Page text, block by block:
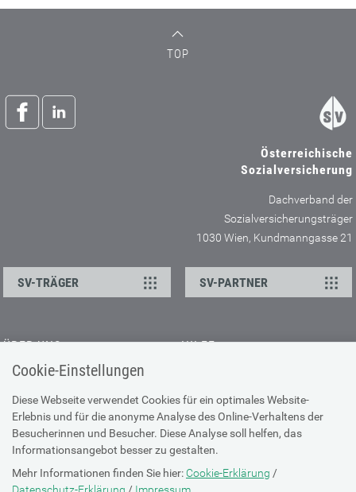
Cookie-Einstellungen
Diese Webseite verwendet Cookies für ein optimales Website-
Erlebnis und für die anonyme Analyse des Online-Verhaltens der
Besucherinnen und Besucher. Diese Analyse soll helfen, das
Informationsangebot besser zu gestalten.
Mehr Informationen finden Sie hier: Cookie-Erklärung /
Datenschutz-Erklärung / Impressum
TOP
Österreichische
Sozialversicherung
Dachverband der
Sozialversicherungsträger
1030 Wien, Kundmanngasse 21
SV-TRÄGER SV-PARTNER
ÜBER UNS
Kontakt
Offene Stellen
Presse
HILFE
Browser-Info & Sicherheit
Hilfe zur Suche
Technische Unterstützung
DATENSCHUTZ